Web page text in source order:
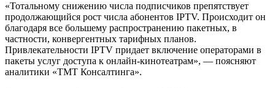
«Тотальному снижению числа подписчиков препятствует
продолжающийся рост числа абонентов IPTV. Происходит он
благодаря все большему распространению пакетных, в
частности, конвергентных тарифных планов.
Привлекательности IPTV придает включение операторами в
пакеты услуг доступа к онлайн-кинотеатрам», — поясняют
аналитики «ТМТ Консалтинга».